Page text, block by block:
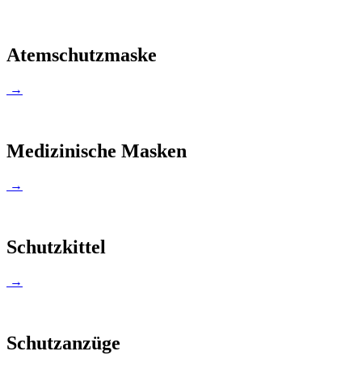
Atemschutzmaske
→
Medizinische Masken
→
Schutzkittel
→
Schutzanzüge